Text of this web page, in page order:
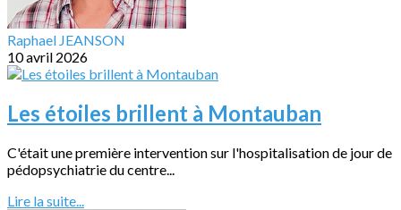
Raphael JEANSON
10 avril 2026
Les étoiles brillent à Montauban
C'était une première intervention sur l'hospitalisation de jour de
pédopsychiatrie du centre...
Lire la suite...